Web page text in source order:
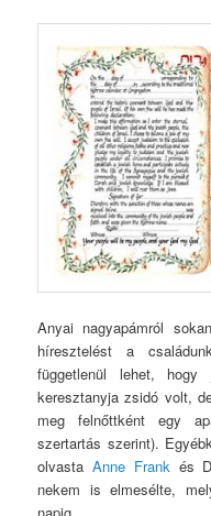
Anyai nagyapámról
híresztelést a
függetlenül lehet,
keresztanyja zsidó volt,
meg felnőttként egy
szertartás szerint).
olvasta Anne Frank és
nekem is elmesélte,